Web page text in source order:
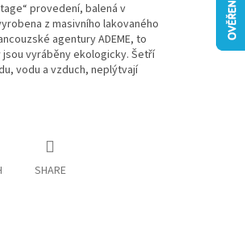
provedení, balená v
z masivního lakovaného
agentury ADEME, to
vyráběny ekologicky. Šetří
vodu a vzduch, neplýtvají
SHARE